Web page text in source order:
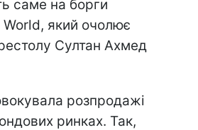
саме на борги
який очолює
Султан Ахмед
розпродажі
ринках. Так,